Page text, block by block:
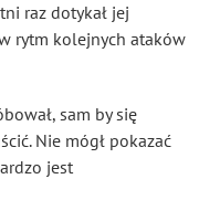
raz dotykał jej
rytm kolejnych ataków
sam by się
Nie mógł pokazać
jest